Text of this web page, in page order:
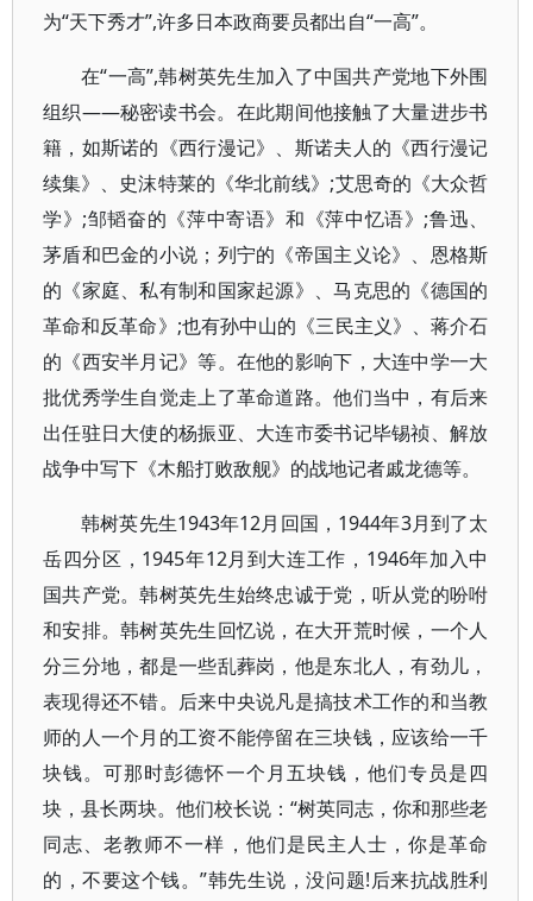
为“天下秀才”,许多日本政商要员都出自“一高”。
在“一高”,韩树英先生加入了中国共产党地下外围
组织——秘密读书会。在此期间他接触了大量进步书
籍，如斯诺的《西行漫记》、斯诺夫人的《西行漫记
续集》、史沫特莱的《华北前线》;艾思奇的《大众哲
学》;邹韬奋的《萍中寄语》和《萍中忆语》;鲁迅、
茅盾和巴金的小说；列宁的《帝国主义论》、恩格斯
的《家庭、私有制和国家起源》、马克思的《德国的
革命和反革命》;也有孙中山的《三民主义》、蒋介石
的《西安半月记》等。在他的影响下，大连中学一大
批优秀学生自觉走上了革命道路。他们当中，有后来
出任驻日大使的杨振亚、大连市委书记毕锡祯、解放
战争中写下《木船打败敌舰》的战地记者戚龙德等。
韩树英先生1943年12月回国，1944年3月到了太
岳四分区，1945年12月到大连工作，1946年加入中
国共产党。韩树英先生始终忠诚于党，听从党的吩咐
和安排。韩树英先生回忆说，在大开荒时候，一个人
分三分地，都是一些乱葬岗，他是东北人，有劲儿，
表现得还不错。后来中央说凡是搞技术工作的和当教
师的人一个月的工资不能停留在三块钱，应该给一千
块钱。可那时彭德怀一个月五块钱，他们专员是四
块，县长两块。他们校长说：“树英同志，你和那些老
同志、老教师不一样，他们是民主人士，你是革命
的，不要这个钱。”韩先生说，没问题!后来抗战胜利